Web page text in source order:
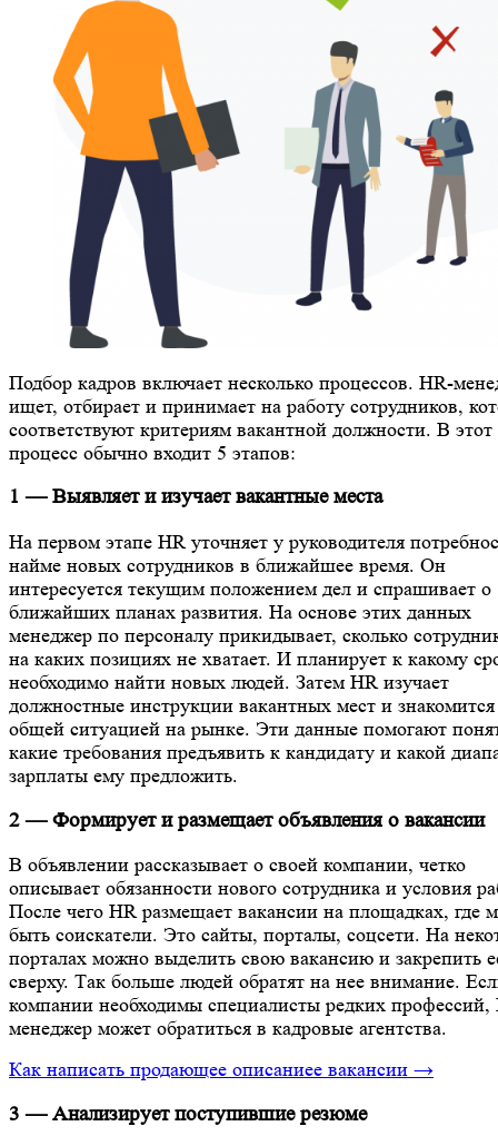
Подбор кадров включает несколько процессов. HR-
ищет, отбирает и принимает на работу сотрудников,
соответствуют критериям вакантной должности. В этот
процесс обычно входит 5 этапов:
1 — Выявляет и изучает вакантные места
На первом этапе HR уточняет у руководителя
найме новых сотрудников в ближайшее время. Он
интересуется текущим положением дел и спрашивает о
ближайших планах развития. На основе этих данных
менеджер по персоналу прикидывает, сколько
на каких позициях не хватает. И планирует к какому
необходимо найти новых людей. Затем HR изучает
должностные инструкции вакантных мест и знакомится
общей ситуацией на рынке. Эти данные помогают
какие требования предъявить к кандидату и какой
зарплаты ему предложить.
2 — Формирует и размещает объявления о вакансии
В объявлении рассказывает о своей компании, четко
описывает обязанности нового сотрудника и условия
После чего HR размещает вакансии на площадках, где
быть соискатели. Это сайты, порталы, соцсети. На
порталах можно выделить свою вакансию и закрепить
сверху. Так больше людей обратят на нее внимание.
компании необходимы специалисты редких профессий,
менеджер может обратиться в кадровые агентства.
Как написать продающее описаниее вакансии →
3 — Анализирует поступившие резюме